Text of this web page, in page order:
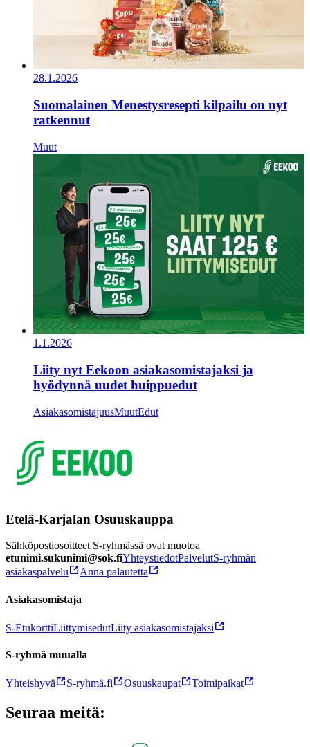
28.1.2026
Suomalainen Menestysresepti kilpailu on nyt
ratkennut
Muut
1.1.2026
Liity nyt Eekoon asiakasomistajaksi ja
hyödynnä uudet huippuedut
AsiakasomistajuusMuutEdut
Etelä-Karjalan Osuuskauppa
Sähköpostiosoitteet S-ryhmässä ovat muotoa
etunimi.sukunimi@sok.fiYhteystiedotPalvelutS-ryhmän
asiakaspalvelu
Anna palautetta
Asiakasomistaja
S-EtukorttiLiittymisedutLiity asiakasomistajaksi
S-ryhmä muualla
Yhteishyvä S-ryhmä.fi Osuuskaupat Toimipaikat
Seuraa meitä: